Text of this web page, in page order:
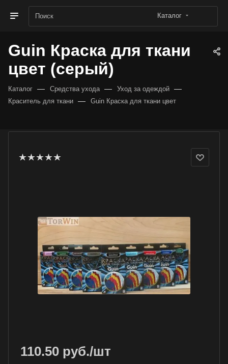
Каталог
Guin Краска для ткани
цвет (серый)
Каталог — Средства ухода — Уход за одеждой —
Краситель для ткани — Guin Краска для ткани цвет
110.50 руб./шт